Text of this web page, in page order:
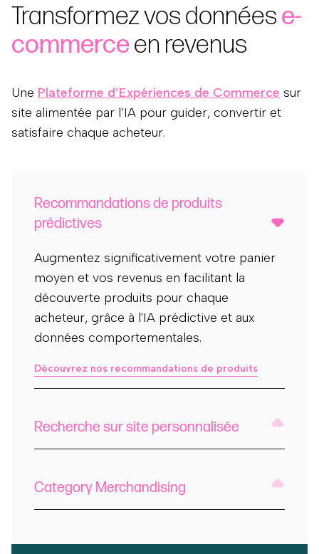
Transformez vos donnéese-
commerceen revenus
Une Plateforme d’Expériences de Commerce sur
site alimentée par l’IA pour guider, convertir et
satisfaire chaque acheteur.
Recommandations de produits
prédictives
Augmentez significativement votre panier
moyen et vos revenus en facilitant la
découverte produits pour chaque
acheteur, grâce à l'IA prédictive et aux
données comportementales.
Découvrez nos recommandations de produits
Recherche sur site personnalisée
Category Merchandising